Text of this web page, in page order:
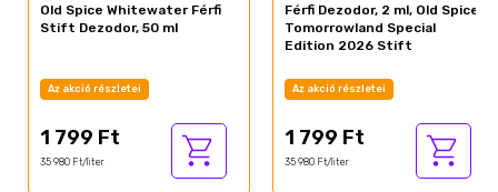
Old Spice Whitewater Férfi
Stift Dezodor, 50 ml
Az akció részletei
1 799 Ft
35 980 Ft/liter
Férfi Dezodor, 2 ml, Old Spice
Tomorrowland Special
Edition 2026 Stift
Az akció részletei
1 799 Ft
35 980 Ft/liter